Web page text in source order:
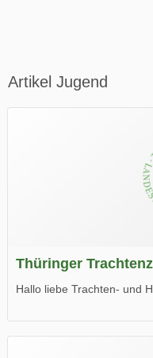
Artikel Jugend
Thüringer
Hallo liebe Trachten- und
Wir wünschen Euch viel